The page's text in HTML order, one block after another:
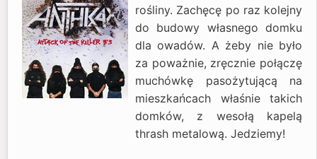
rośliny. Zachęcę po raz kolejny
do budowy własnego domku
dla owadów. A żeby nie było
za poważnie, zręcznie połączę
muchówkę pasożytującą na
mieszkańcach właśnie takich
domków, z wesołą kapelą
thrash metalową. Jedziemy!